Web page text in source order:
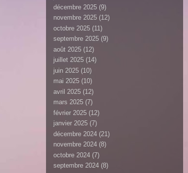
décembre 2025 (9)
novembre 2025 (12)
octobre 2025 (11)
septembre 2025 (9)
août 2025 (12)
juillet 2025 (14)
juin 2025 (10)
mai 2025 (10)
avril 2025 (12)
mars 2025 (7)
février 2025 (12)
janvier 2025 (7)
décembre 2024 (21)
novembre 2024 (8)
octobre 2024 (7)
septembre 2024 (8)